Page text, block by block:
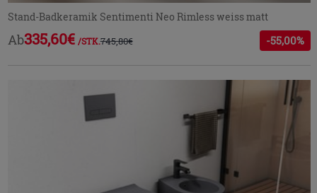
Stand-Badkeramik Sentimenti Neo Rimless weiss matt
Ab335,60€ /STK.745,80€ -55,00%